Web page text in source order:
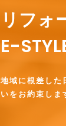
リフォ
E-
地域に根差した
いをお約束しま